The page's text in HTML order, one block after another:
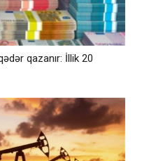
qazanır: İllik 20